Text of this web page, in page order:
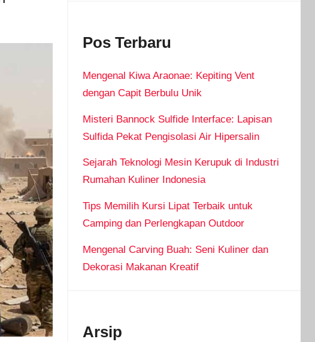
Pos Terbaru
Mengenal Kiwa Araonae: Kepiting Vent
dengan Capit Berbulu Unik
Misteri Bannock Sulfide Interface: Lapisan
Sulfida Pekat Pengisolasi Air Hipersalin
Sejarah Teknologi Mesin Kerupuk di Industri
Rumahan Kuliner Indonesia
Tips Memilih Kursi Lipat Terbaik untuk
Camping dan Perlengkapan Outdoor
Mengenal Carving Buah: Seni Kuliner dan
Dekorasi Makanan Kreatif
Arsip